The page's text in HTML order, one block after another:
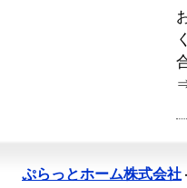
ぷらっとホーム株式会社